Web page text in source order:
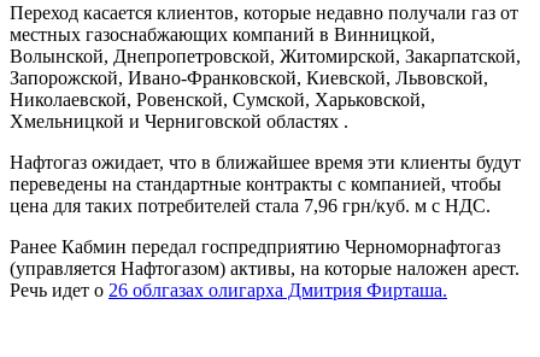
Переход касается клиентов, которые недавно получали газ от
местных газоснабжающих компаний в Винницкой,
Волынской, Днепропетровской, Житомирской, Закарпатской,
Запорожской, Ивано-Франковской, Киевской, Львовской,
Николаевской, Ровенской, Сумской, Харьковской,
Хмельницкой и Черниговской областях .
Нафтогаз ожидает, что в ближайшее время эти клиенты будут
переведены на стандартные контракты с компанией, чтобы
цена для таких потребителей стала 7,96 грн/куб. м с НДС.
Ранее Кабмин передал госпредприятию Черноморнафтогаз
(управляется Нафтогазом) активы, на которые наложен арест.
Речь идет о 26 облгазах олигарха Дмитрия Фирташа.